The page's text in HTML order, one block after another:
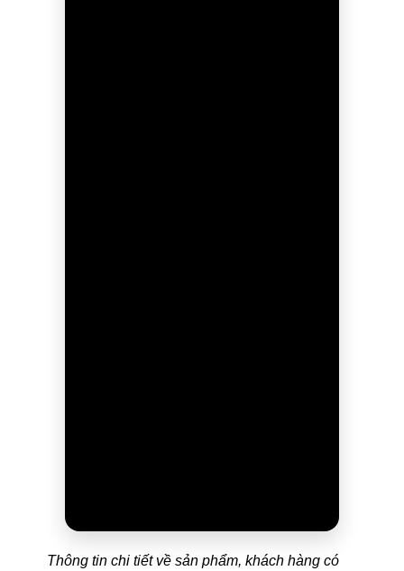
Thông tin chi tiết về sản phẩm, khách hàng có